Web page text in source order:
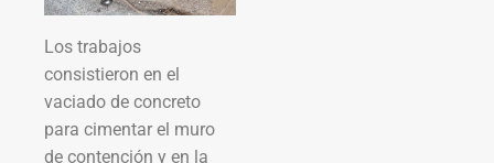
Los trabajos
consistieron en el
vaciado de concreto
para cimentar el muro
de contención y en la